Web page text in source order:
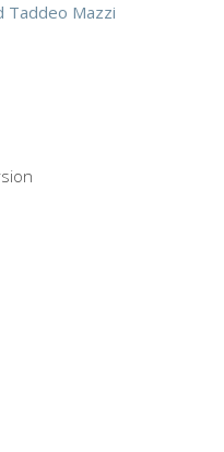
Taddeo Mazzi